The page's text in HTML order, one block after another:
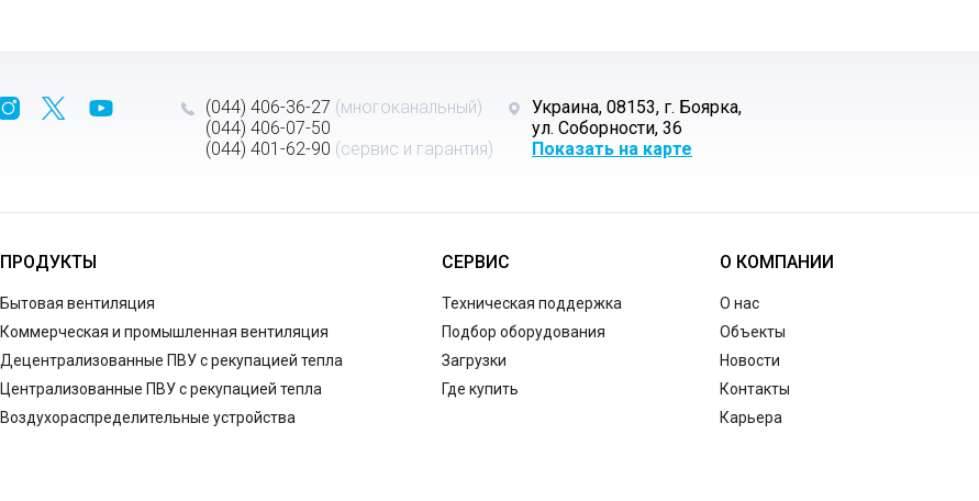
(044) 406-36-27 (многоканальный)
(044) 406-07-50
(044) 401-62-90 (сервис и гарантия)
Украина, 08153, г. Боярка,
ул. Соборности, 36
Показать на карте
ПРОДУКТЫ
Бытовая вентиляция
Коммерческая и промышленная вентиляция
Децентрализованные ПВУ с рекупацией тепла
Централизованные ПВУ с рекупацией тепла
Воздухораспределительные устройства
СЕРВИС
Техническая поддержка
Подбор оборудования
Загрузки
Где купить
О КОМПАНИИ
О нас
Объекты
Новости
Контакты
Карьера